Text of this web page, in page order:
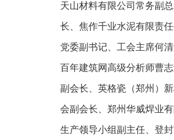
天山材料有限公司常务副
长、焦作千业水泥有限责
党委副书记、工会主席何
百年建筑网高级分析师曹
副会长、英格瓷（郑州）
会副会长、郑州华威焊业
生产领导小组副主任、登